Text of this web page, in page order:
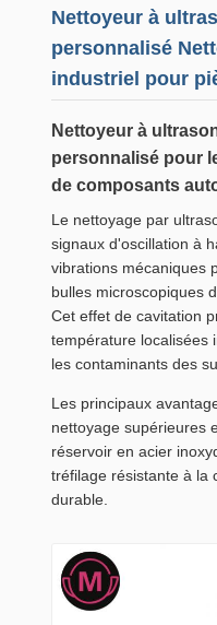
Nettoyeur à
personnalisé
industriel pour
Nettoyeur à
personnalisé pour
de composants
Le nettoyage par
signaux d'oscillation à
vibrations mécaniques
bulles microscopiques
Cet effet de cavitation
température localisées
les contaminants des
Les principaux
nettoyage supérieures
réservoir en acier
tréfilage résistante à la
durable.